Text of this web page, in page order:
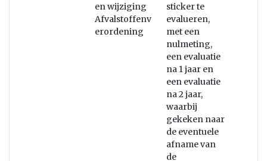
en wijziging
Afvalstoffenv
erordening
sticker te
evalueren,
met een
nulmeting,
een evaluatie
na 1 jaar en
een evaluatie
na 2 jaar,
waarbij
gekeken naar
de eventuele
afname van
de